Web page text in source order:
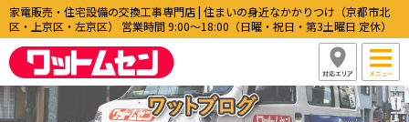
家電販売・住宅設備の交換工事専門店 | 住まいの身近なかかりつけ（京都市北
区・上京区・左京区） 営業時間 9:00〜18:00（日曜・祝日・第3土曜日 定休）